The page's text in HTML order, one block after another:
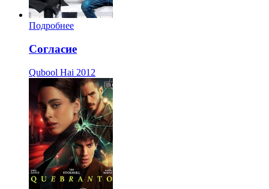
Подробнее
Согласие
Qubool Hai 2012